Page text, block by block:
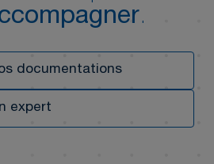
.
documentations
expert